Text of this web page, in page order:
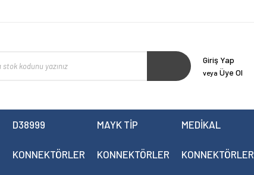
Giriş Yap
veya Üye Ol
D38999
KONNEKTÖRLER
MAYK TİP
KONNEKTÖRLER
MEDİKAL
KONNEKTÖRLER